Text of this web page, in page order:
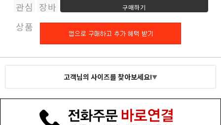
관심
상품
장바
구니
구매하기
고객님의 사이즈를 찾아보세요!▼